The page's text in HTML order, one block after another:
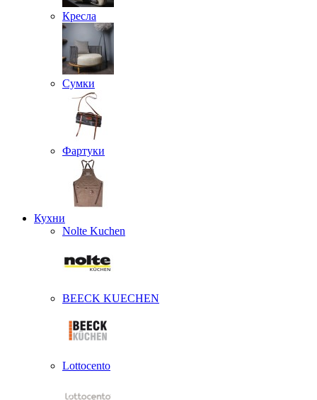
Кресла
Сумки
Фартуки
Кухни
Nolte Kuchen
BEECK KUECHEN
Lottocento